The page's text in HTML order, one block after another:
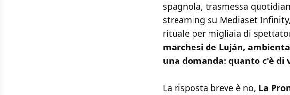
spagnola, trasmessa
streaming su Mediaset
rituale per migliaia di
marchesi de Luján,
una domanda: quanto c'è di
La risposta breve è no, La